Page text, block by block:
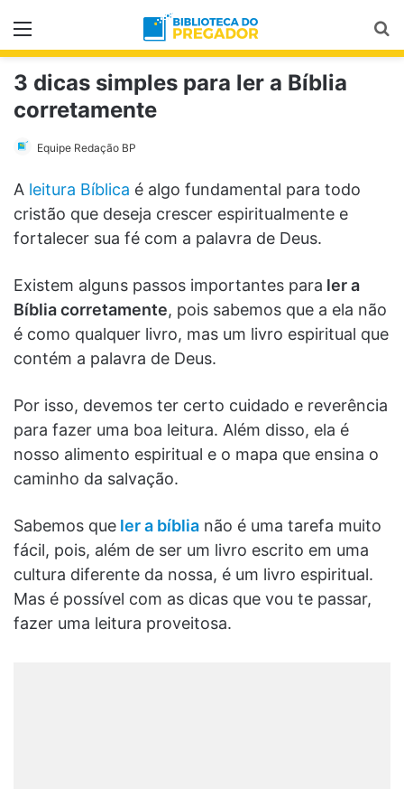
Menu
3 dicas simples para ler a Bíblia
corretamente
Equipe Redação BP
A leitura Bíblica é algo fundamental para todo
cristão que deseja crescer espiritualmente e
fortalecer sua fé com a palavra de Deus.
Existem alguns passos importantes para ler a
Bíblia corretamente, pois sabemos que a ela não
é como qualquer livro, mas um livro espiritual que
contém a palavra de Deus.
Por isso, devemos ter certo cuidado e reverência
para fazer uma boa leitura. Além disso, ela é
nosso alimento espiritual e o mapa que ensina o
caminho da salvação.
Sabemos que ler a bíblia não é uma tarefa muito
fácil, pois, além de ser um livro escrito em uma
cultura diferente da nossa, é um livro espiritual.
Mas é possível com as dicas que vou te passar,
fazer uma leitura proveitosa.